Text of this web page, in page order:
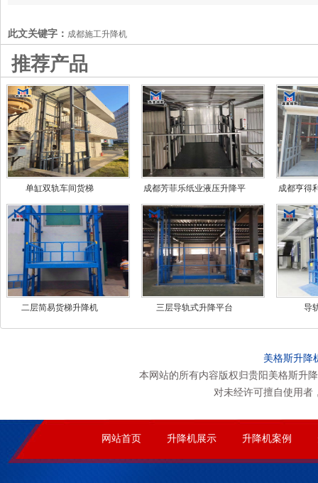
此文关键字： 成都施工升降机
推荐产品
单缸双轨车间货梯
成都芳菲乐纸业液压升降平
成都亨得
二层简易货梯升降机 三层导轨式升降平台 导
美格斯升降
本网站的所有内容版权归贵阳美格斯升
对未经许可擅自使用者
网站首页 升降机展示 升降机案例